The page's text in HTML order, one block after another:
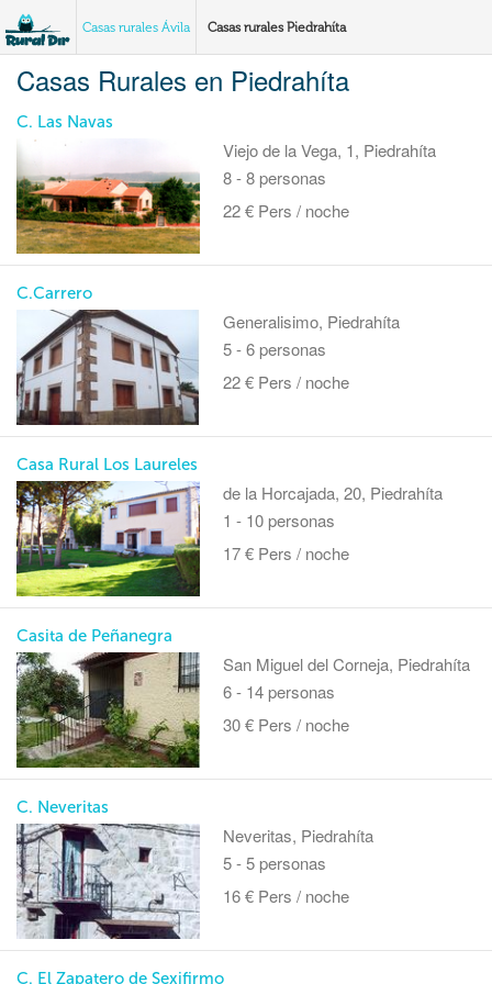
Casas rurales Ávila Casas rurales Piedrahíta
Casas Rurales en Piedrahíta
C. Las Navas
Viejo de la Vega, 1, Piedrahíta
8 - 8 personas
22 € Pers / noche
C.Carrero
Generalisimo, Piedrahíta
5 - 6 personas
22 € Pers / noche
Casa Rural Los Laureles
de la Horcajada, 20, Piedrahíta
1 - 10 personas
17 € Pers / noche
Casita de Peñanegra
San Miguel del Corneja, Piedrahíta
6 - 14 personas
30 € Pers / noche
C. Neveritas
Neveritas, Piedrahíta
5 - 5 personas
16 € Pers / noche
C. El Zapatero de Sexifirmo